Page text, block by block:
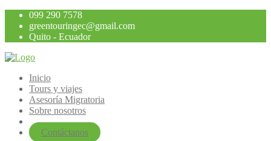
Saltar
contenido
099 290 7578
greentouringec@gmail.com
Quito - Ecuador
Inicio
Tours y viajes
Asesoría Migratoria
Sobre nosotros
Contáctanos